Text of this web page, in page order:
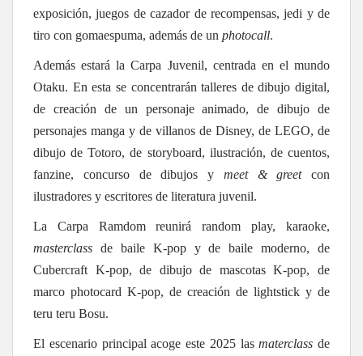
exposición, juegos de cazador de recompensas, jedi y de
tiro con gomaespuma, además de un photocall.
Además estará la Carpa Juvenil, centrada en el mundo
Otaku. En esta se concentrarán talleres de dibujo digital,
de creación de un personaje animado, de dibujo de
personajes manga y de villanos de Disney, de LEGO, de
dibujo de Totoro, de storyboard, ilustración, de cuentos,
fanzine, concurso de dibujos y meet & greetcon
ilustradores y escritores de literatura juvenil.
La Carpa Ramdom reunirá random play, karaoke,
masterclass de baile K-pop y de baile moderno, de
Cubercraft K-pop, de dibujo de mascotas K-pop, de
marco photocard K-pop, de creación de lightstick y de
teru teru Bosu.
El escenario principal acoge este 2025 lasmaterclass de